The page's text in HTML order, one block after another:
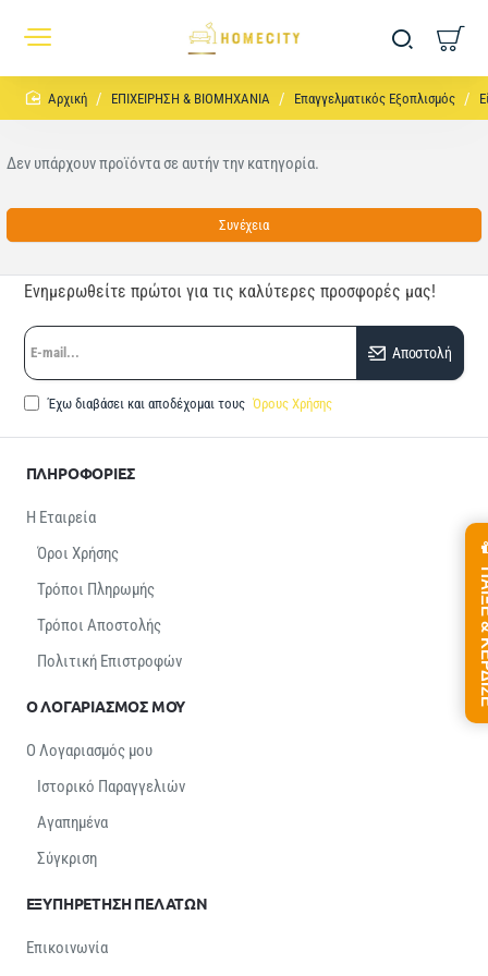
homeΕΠΙΧΕΙΡΗΣΗ & ΒΙΟΜΗΧΑΝΙΑ Eπαγγελματικός Εξοπλισμός
Δεν υπάρχουν προϊόντα σε αυτήν την κατηγορία.
Συνέχεια
Ενημερωθείτε πρώτοι για τις καλύτερες προσφορές μας!
E-
mail...
Αποστολή
Έχω διαβάσει και αποδέχομαι τους Όρους Χρήσης
ΠΛΗΡΟΦΟΡΙΕΣ
Η Εταιρεία
Όροι Χρήσης
Τρόποι Πληρωμής
Τρόποι Αποστολής
Πολιτική Επιστροφών
Ο ΛΟΓΑΡΙΑΣΜΟΣ ΜΟΥ
Ο Λογαριασμός μου
Ιστορικό Παραγγελιών
Αγαπημένα
Σύγκριση
ΕΞΥΠΗΡΕΤΗΣΗ ΠΕΛΑΤΩΝ
Επικοινωνία